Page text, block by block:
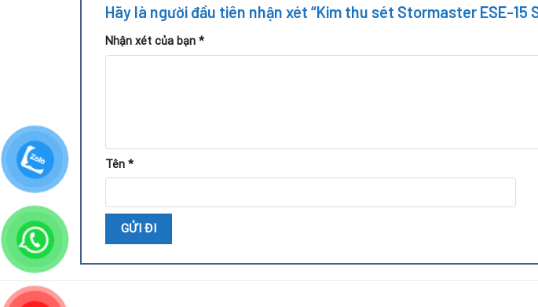
Hãy là người đầu tiên nhận xét “Kim thu sét Stormaster ESE-15
Nhận xét của bạn *
Tên *